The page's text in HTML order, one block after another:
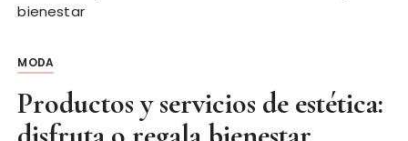
bienestar
MODA
Productos y servicios de estética: